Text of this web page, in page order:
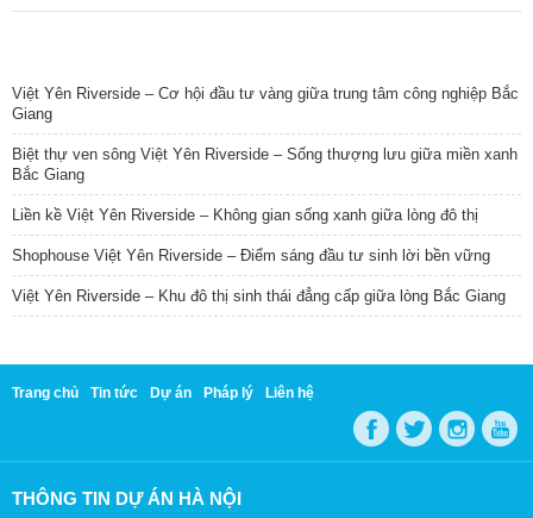
Việt Yên Riverside – Cơ hội đầu tư vàng giữa trung tâm công nghiệp Bắc
Giang
Biệt thự ven sông Việt Yên Riverside – Sống thượng lưu giữa miền xanh
Bắc Giang
Liền kề Việt Yên Riverside – Không gian sống xanh giữa lòng đô thị
Shophouse Việt Yên Riverside – Điểm sáng đầu tư sinh lời bền vững
Việt Yên Riverside – Khu đô thị sinh thái đẳng cấp giữa lòng Bắc Giang
Trang chủ Tin tức Dự án Pháp lý Liên hệ
THÔNG TIN DỰ ÁN HÀ NỘI